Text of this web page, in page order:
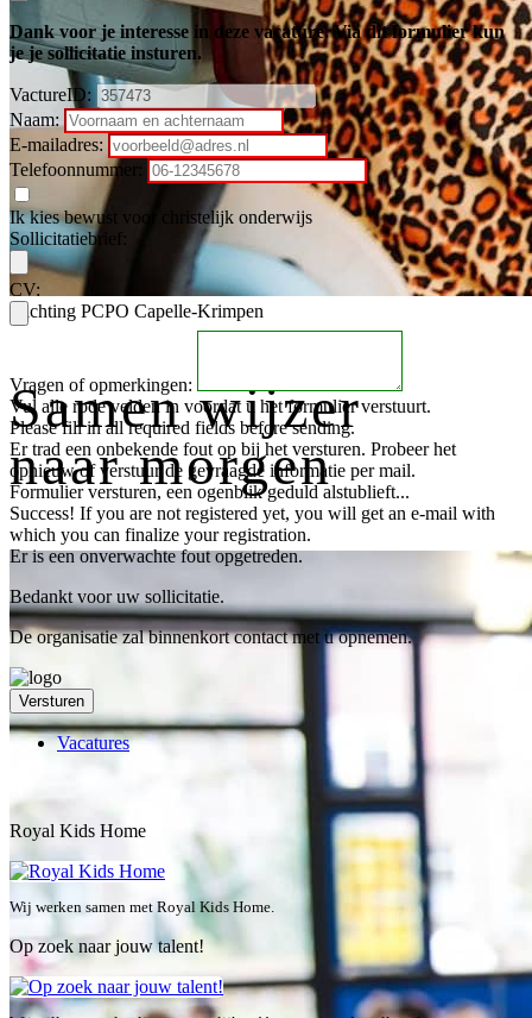
Stichting PCPO Capelle-Krimpen
Samen wijzer
naar morgen
Dank voor je interesse in deze vacature. Via dit formulier kun
je je sollicitatie insturen.
VactureID:
Naam:
E-mailadres:
Telefoonnummer:
Ik kies bewust voor christelijk onderwijs
Sollicitatiebrief:
CV:
Vragen of opmerkingen:
Vul alle rode velden in voordat u het formulier verstuurt.
Please fill in all required fields before sending.
Er trad een onbekende fout op bij het versturen. Probeer het
opnieuw of verstuur de gevraagde informatie per mail.
Formulier versturen, een ogenblik geduld alstublieft...
Success! If you are not registered yet, you will get an e-mail with
which you can finalize your registration.
Er is een onverwachte fout opgetreden.
Bedankt voor uw sollicitatie.
De organisatie zal binnenkort contact met u opnemen.
Versturen
Vacatures
Royal Kids Home
Wij werken samen met Royal Kids Home.
Op zoek naar jouw talent!